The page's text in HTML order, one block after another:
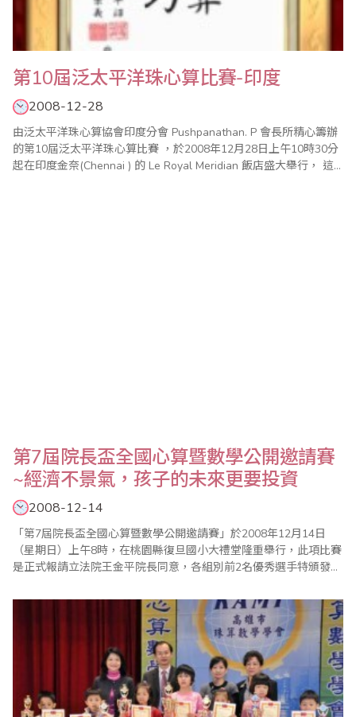
第10屆泛太平洋珠心算比賽-印度
2008-12-28
由泛太平洋珠心算協會印度分會 Pushpanathan. P 會長所精心籌辦
的第10屆泛太平洋珠心算比賽 ，於2008年12月28日上午10時30分
起在印度金奈(Chennai ) 的 Le Royal Meridian 飯店盛大舉行， 這
第7屆院長盃全國心算暨數學公開邀請賽
~經濟不景氣，孩子的未來更要投資
2008-12-14
「第7屆院長盃全國心算暨數學公開邀請賽」於2008年12月14日
（星期日）上午8時，在桃園縣復旦國小大禮堂隆重舉行，此項比賽
是正式報請立法院王金平院長同意，各組別前2名優秀選手特頒發獎
皆獲好評，今年有來自國內六百餘人及香港選手參加，這是對主辦
單位「桃園縣多元教育發展協會」及大會工作人員最值得肯定的地
方，並有來自加拿大、泰國、澳洲、新加坡、馬..